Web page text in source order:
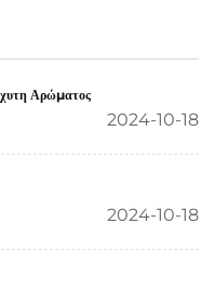
Αρώματος
2024-10-18
2024-10-18